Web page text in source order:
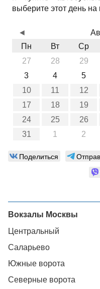
выберите этот день на
Пн
Вт Ср
27
28 29
3
4 5
10
11 12
17
18 19
24
25 26
31
1 2
◄
Поделиться
Вокзалы Москвы
Центральный
Саларьево
Южные ворота
Северные ворота